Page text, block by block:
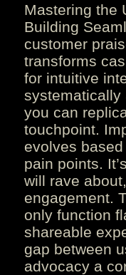
Mastering the
Building
customer
transforms
for intuitive
systematically
you can
touchpoint.
evolves
pain points.
will rave
engagement.
only function
shareable
gap between
advocacy a